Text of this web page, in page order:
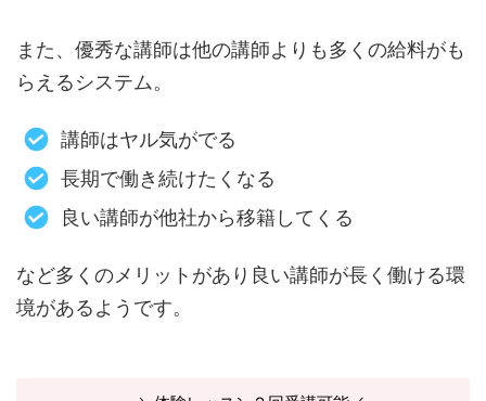
また、優秀な講師は他の講師よりも多くの給料がも
らえるシステム。
講師はヤル気がでる
長期で働き続けたくなる
良い講師が他社から移籍してくる
など多くのメリットがあり良い講師が長く働ける環
境があるようです。